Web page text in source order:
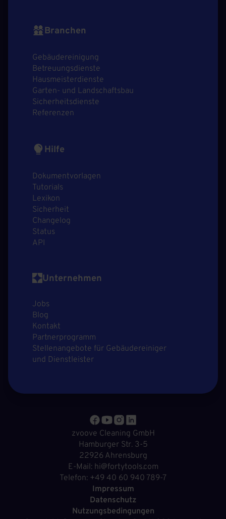
Branchen
Gebäudereinigung
Betreuungsdienste
Hausmeisterdienste
Garten- und Landschaftsbau
Sicherheitsdienste
Referenzen
Hilfe
Dokumentvorlagen
Tutorials
Lexikon
Sicherheit
Changelog
Status
API
Unternehmen
Jobs
Blog
Kontakt
Partnerprogramm
Stellenangebote für Gebäudereiniger
und Dienstleister
zvoove Cleaning GmbH
Hamburger Str. 3-5
22926 Ahrensburg
E-Mail: hi@fortytools.com
Telefon: +49 40 60 940 789-7
Impressum
Datenschutz
Nutzungsbedingungen